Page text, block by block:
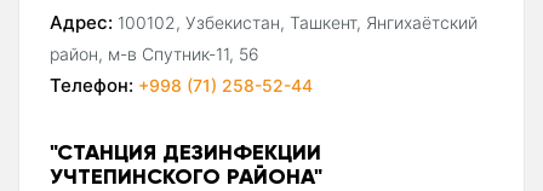
Адрес: 100102, Узбекистан, Ташкент, Янгихаётский
район, м-в Спутник-11, 56
Телефон: +998 (71) 258-52-44
"СТАНЦИЯ ДЕЗИНФЕКЦИИ
УЧТЕПИНСКОГО РАЙОНА"